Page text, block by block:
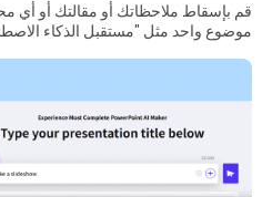
قم بإسقاط ملاحظاتك أو مقالتك أو أي
موضوع واحد مثل "مستقبل الذكاء